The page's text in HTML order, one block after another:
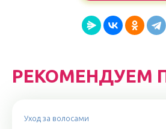
РЕКОМЕНДУЕМ
Уход за волосами